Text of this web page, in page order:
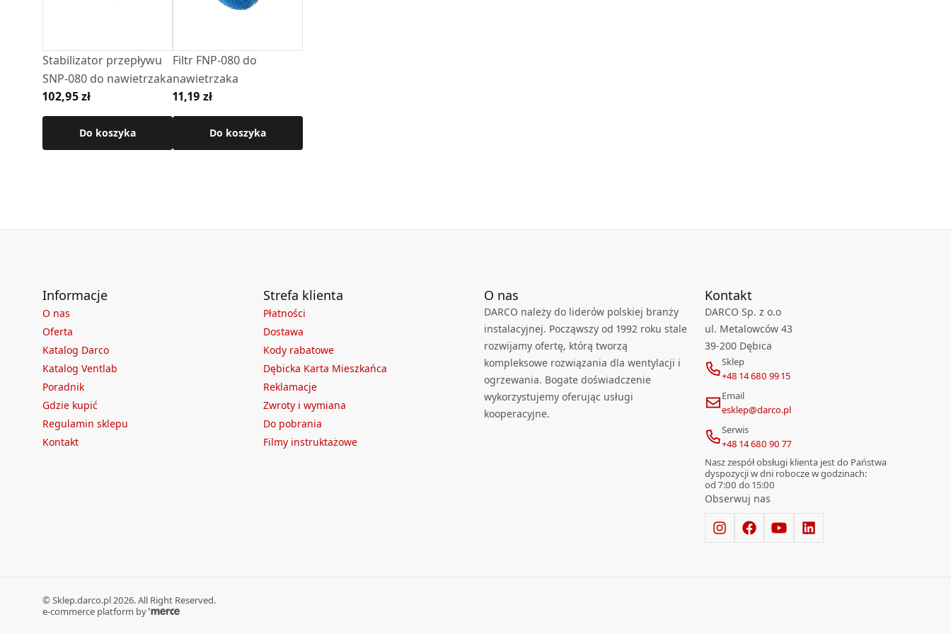
izolacji, która zapobiega tworzeniu się skroplin w okresie zimowym oraz tłumi hałas.
Stabilizator przepływu
SNP-080 do nawietrzaka
102,95 zł
Do koszyka
Filtr FNP-080 do
nawietrzaka
11,19 zł
Do koszyka
Informacje
O nas
Oferta
Katalog Darco
Katalog Ventlab
Poradnik
Gdzie kupić
Regulamin sklepu
Kontakt
Strefa klienta
Płatności
Dostawa
Kody rabatowe
Dębicka Karta Mieszkańca
Reklamacje
Zwroty i wymiana
Do pobrania
Filmy instruktażowe
O nas
DARCO należy do liderów polskiej branży
instalacyjnej. Począwszy od 1992 roku stale
rozwijamy ofertę, którą tworzą
kompleksowe rozwiązania dla wentylacji i
ogrzewania. Bogate doświadczenie
wykorzystujemy oferując usługi
kooperacyjne.
Kontakt
DARCO Sp. z o.o
ul. Metalowców 43
39-200 Dębica
Sklep
+48 14 680 99 15
Email
esklep@darco.pl
Serwis
+48 14 680 90 77
Nasz zespół obsługi klienta jest do Państwa
dyspozycji w dni robocze w godzinach:
od 7:00 do 15:00
Obserwuj nas
© Sklep.darco.pl 2026. All Right Reserved.
e-commerce platform by